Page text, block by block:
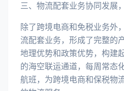
三、物流配套业务协同发展
除了跨境电商和免税业务外
流配套业务，形成了完整的
地理优势和政策优势，构建
的海空联运通道，每周常态
航班，为跨境电商和保税物